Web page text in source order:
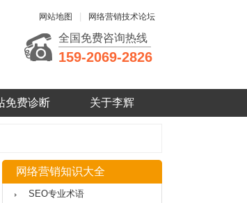
网站地图 网络营销技术论坛
全国免费咨询热线
159-2069-2826
免费诊断 关于李辉
网络营销知识大全
SEO专业术语